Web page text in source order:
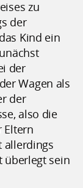
zu
der
Kind ein
der
Wagen als
der
also die
Eltern
allerdings
überlegt sein